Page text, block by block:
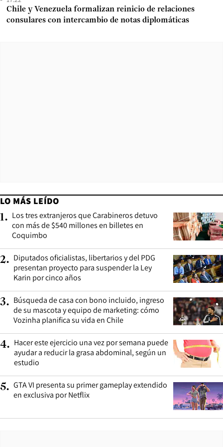
Chile y Venezuela formalizan reinicio de relaciones
consulares con intercambio de notas diplomáticas
LO MÁS LEÍDO
1. Los tres extranjeros que Carabineros detuvo
con más de $540 millones en billetes en
Coquimbo
2. Diputados oficialistas, libertarios y del PDG
presentan proyecto para suspender la Ley
Karin por cinco años
3. Búsqueda de casa con bono incluido, ingreso
de su mascota y equipo de marketing: cómo
Vozinha planifica su vida en Chile
4. Hacer este ejercicio una vez por semana puede
ayudar a reducir la grasa abdominal, según un
estudio
5. GTA VI presenta su primer gameplay extendido
en exclusiva por Netflix